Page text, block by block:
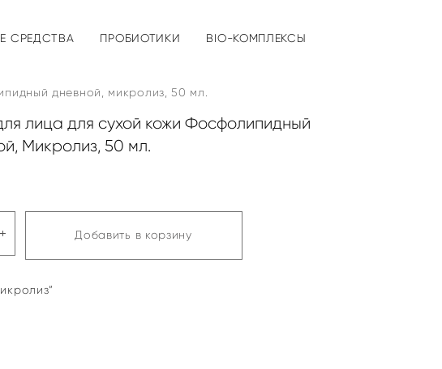
СРЕДСТВА ПРОБИОТИКИ
BIO-КОМПЛЕКСЫ
дневной, микролиз, 50 мл.
лица для сухой кожи Фосфолипидный
Микролиз, 50 мл.
Добавить в корзину